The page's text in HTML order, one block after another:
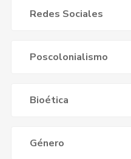
Redes Sociales
Poscolonialismo
Bioética
Género